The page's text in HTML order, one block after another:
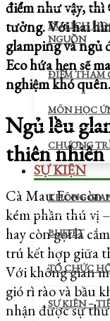
DU LỊCH
NGUỒN
ĐIỂM THAM
MÔN HỌC
CHƯƠNG
SỰ KIỆN
KHÔNG
BUFFET
TỔ CHỨC
SỰ KIỆN –
điểm như vậy, thì
tưởng. Với hai
glamping và ngủ
Eco hứa hẹn sẽ
nghiệm khó quên.
Ngủ lều
thiên nhiên
Cà Mau Eco còn
kém phần thú vị
hay còn gọi là
trú kết hợp giữa
Với không gian
gió rì rào và bầu
nhận được sự